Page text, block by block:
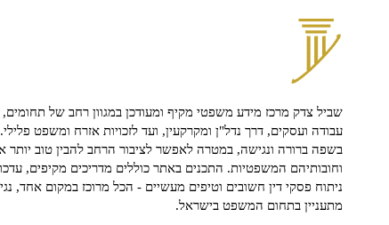
שביל צדק מרכז מידע משפטי מקיף ומעודכן במגוון רחב של תחומים,
עבודה ועסקים, דרך נדל"ן ומקרקעין, ועד לזכויות אזרח ומשפט
בשפה ברורה ונגישה, במטרה לאפשר לציבור הרחב להבין טוב יותר
וחובותיהם המשפטיות. התכנים באתר כוללים מדריכים מקיפים,
ניתוח פסקי דין חשובים וטיפים מעשיים - הכל מרוכז במקום אחד,
מתעניין בתחום המשפט בישראל.